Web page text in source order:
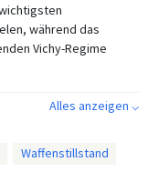
während das
Vichy-Regime
Alles anzeigen ⌵
Waffenstillstand